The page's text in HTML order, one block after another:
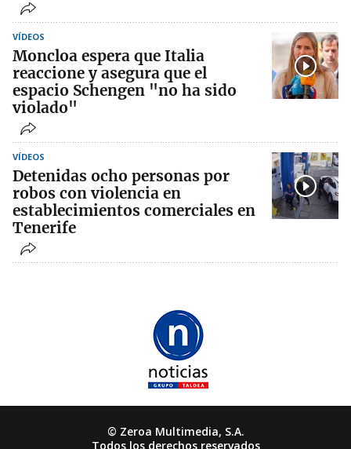
VÍDEOS
Moncloa espera que Italia
reaccione y asegura que el
espacio Schengen "no ha sido
violado"
VÍDEOS
Detenidas ocho personas por
robos con violencia en
establecimientos comerciales en
Tenerife
© Zeroa Multimedia, S.A.
Todos los derechos reservados